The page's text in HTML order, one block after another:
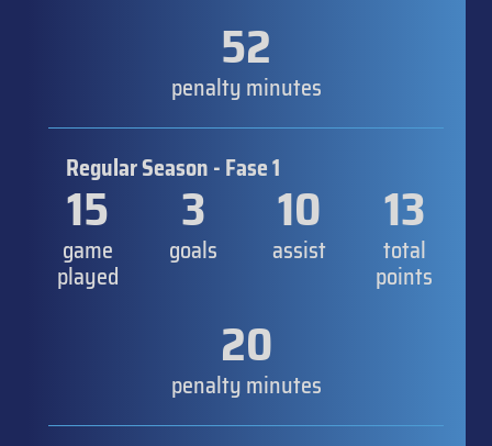
52
penalty minutes
Regular Season - Fase 1
15
game
played
3
goals
10
assist
13
total
points
20
penalty minutes